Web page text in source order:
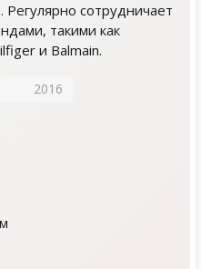
Регулярно сотрудничает
такими как
и Balmain.
2016